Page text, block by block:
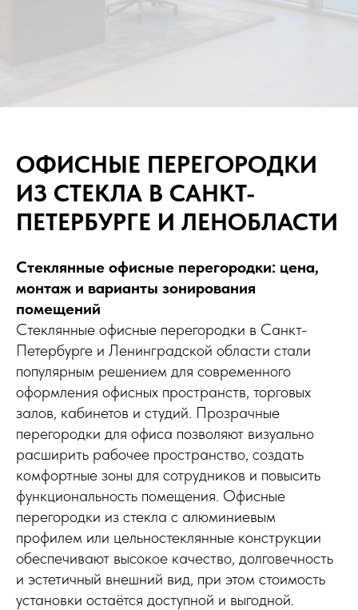
ОФИСНЫЕ ПЕРЕГОРОДКИ
ИЗ СТЕКЛА В САНКТ-
ПЕТЕРБУРГЕ И ЛЕНОБЛАСТИ
Стеклянные офисные перегородки: цена,
монтаж и варианты зонирования
помещений
Стеклянные офисные перегородки в Санкт-
Петербурге и Ленинградской области стали
популярным решением для современного
оформления офисных пространств, торговых
залов, кабинетов и студий. Прозрачные
перегородки для офиса позволяют визуально
расширить рабочее пространство, создать
комфортные зоны для сотрудников и повысить
функциональность помещения. Офисные
перегородки из стекла с алюминиевым
профилем или цельностеклянные конструкции
обеспечивают высокое качество, долговечность
и эстетичный внешний вид, при этом стоимость
установки остаётся доступной и выгодной.